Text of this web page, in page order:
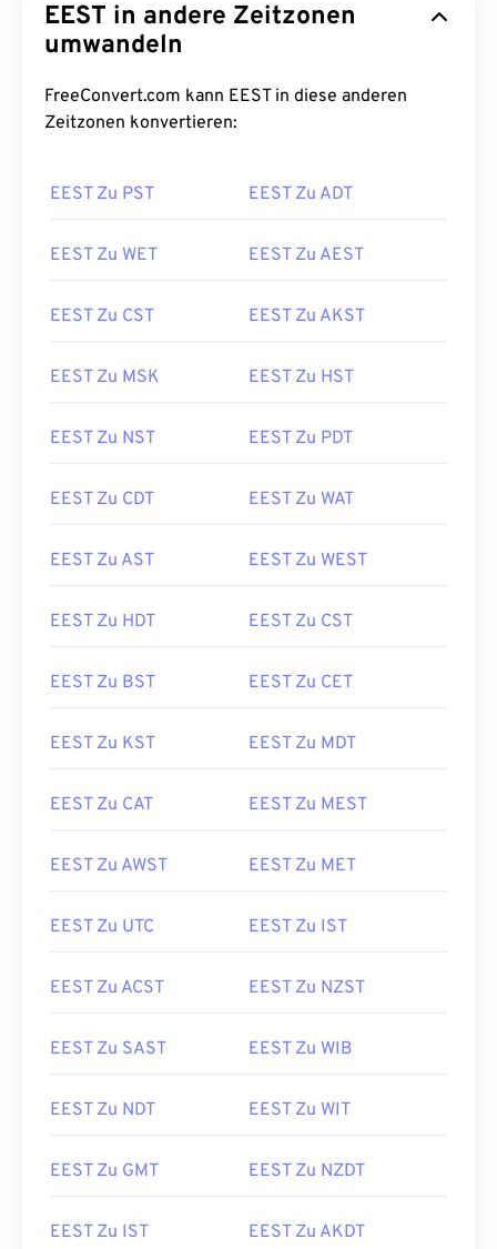
EEST in andere Zeitzonen
umwandeln
FreeConvert.com kann EEST in diese anderen
Zeitzonen konvertieren:
EEST Zu PST EEST Zu ADT
EEST Zu WET EEST Zu AEST
EEST Zu CST EEST Zu AKST
EEST Zu MSK EEST Zu HST
EEST Zu NST EEST Zu PDT
EEST Zu CDT EEST Zu WAT
EEST Zu AST EEST Zu WEST
EEST Zu HDT EEST Zu CST
EEST Zu BST EEST Zu CET
EEST Zu KST EEST Zu MDT
EEST Zu CAT EEST Zu MEST
EEST Zu AWST EEST Zu MET
EEST Zu UTC EEST Zu IST
EEST Zu ACST EEST Zu NZST
EEST Zu SAST EEST Zu WIB
EEST Zu NDT EEST Zu WIT
EEST Zu GMT EEST Zu NZDT
EEST Zu IST EEST Zu AKDT